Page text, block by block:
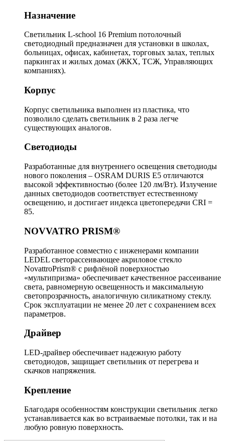
Назначение
Светильник L-school 16 Premium потолочный
светодиодный предназначен для установки в школах,
больницах, офисах, кабинетах, торговых залах, теплых
паркингах и жилых домах (ЖКХ, ТСЖ, Управляющих
компаниях).
Корпус
Корпус светильника выполнен из пластика, что
позволило сделать светильник в 2 раза легче
существующих аналогов.
Светодиоды
Разработанные для внутреннего освещения светодиоды
нового поколения – OSRAM DURIS E5 отличаются
высокой эффективностью (более 120 лм/Вт). Излучение
данных светодиодов соответствует естественному
освещению, и достигает индекса цветопередачи CRI =
85.
NOVVATRO PRISM®
Разработанное совместно с инженерами компании
LEDEL светорассеивающее акриловое стекло
NovattroPrism® с рифлёной поверхностью
«мультипризма» обеспечивает качественное рассеивание
света, равномерную освещенность и максимальную
светопрозрачность, аналогичную силикатному стеклу.
Срок эксплуатации не менее 20 лет с сохранением всех
параметров.
Драйвер
LED-драйвер обеспечивает надежную работу
светодиодов, защищает светильник от перегрева и
скачков напряжения.
Крепление
Благодаря особенностям конструкции светильник легко
устанавливается как во встраиваемые потолки, так и на
любую ровную поверхность.